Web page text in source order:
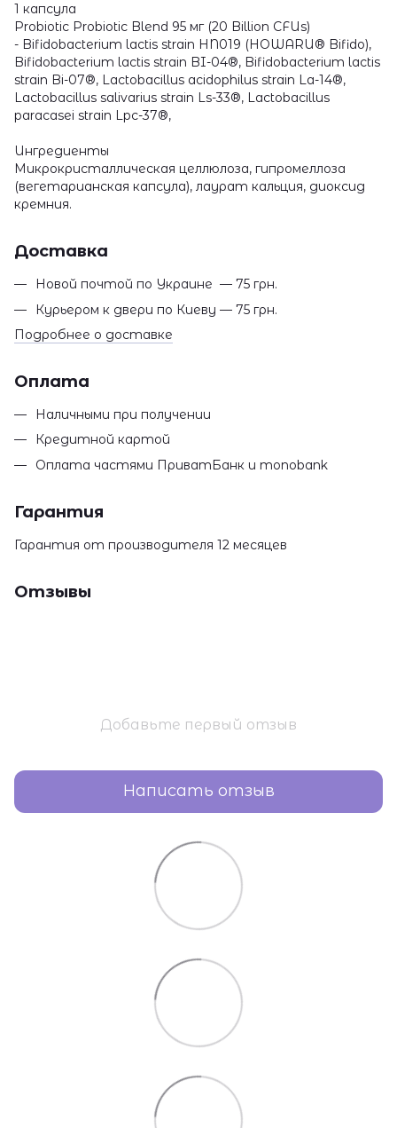
1 капсула
Probiotic Probiotic Blend 95 мг (20 Billion CFUs)
- Bifidobacterium lactis strain HN019 (HOWARU®️ Bifido),
Bifidobacterium lactis strain BI-04®, Bifidobacterium lactis
strain Bi-07®, Lactobacillus acidophilus strain La-14®,
Lactobacillus salivarius strain Ls-33®, Lactobacillus
paracasei strain Lpc-37®,
Ингредиенты
Микрокристаллическая целлюлоза, гипромеллоза
(вегетарианская капсула), лаурат кальция, диоксид
кремния.
Доставка
Новой почтой по Украине — 75 грн.
Курьером к двери по Киеву — 75 грн.
Подробнее о доставке
Оплата
Наличными при получении
Кредитной картой
Оплата частями ПриватБанк и monobank
Гарантия
Гарантия от производителя 12 месяцев
Отзывы
Добавьте первый отзыв
Написать отзыв